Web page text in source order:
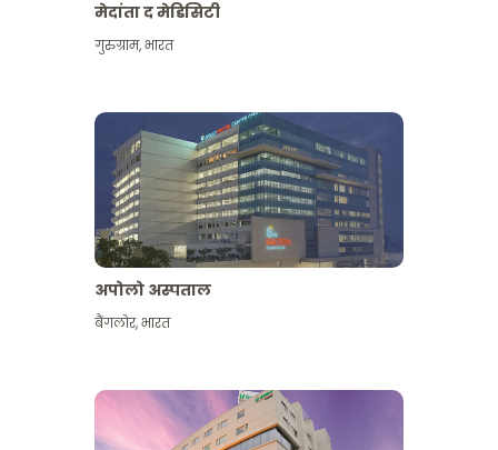
मेदांता द मेडिसिटी
गुरुग्राम,भारत
अपोलो अस्पताल
बैंगलोर,भारत